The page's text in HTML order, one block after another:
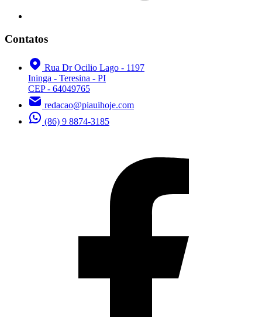
Contatos
Rua Dr Ocilio Lago - 1197
Ininga - Teresina - PI
CEP - 64049765
redacao@piauihoje.com
(86) 9 8874-3185